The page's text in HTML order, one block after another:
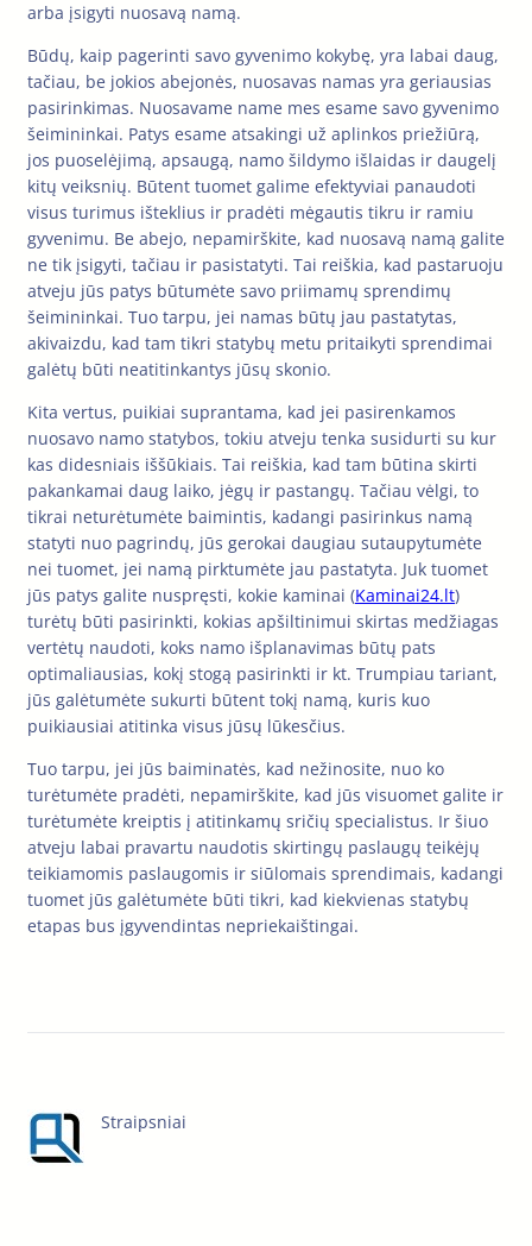
arba įsigyti nuosavą namą.
Būdų, kaip pagerinti savo gyvenimo kokybę, yra labai daug,
tačiau, be jokios abejonės, nuosavas namas yra geriausias
pasirinkimas. Nuosavame name mes esame savo gyvenimo
šeimininkai. Patys esame atsakingi už aplinkos priežiūrą,
jos puoselėjimą, apsaugą, namo šildymo išlaidas ir daugelį
kitų veiksnių. Būtent tuomet galime efektyviai panaudoti
visus turimus išteklius ir pradėti mėgautis tikru ir ramiu
gyvenimu. Be abejo, nepamirškite, kad nuosavą namą galite
ne tik įsigyti, tačiau ir pasistatyti. Tai reiškia, kad pastaruoju
atveju jūs patys būtumėte savo priimamų sprendimų
šeimininkai. Tuo tarpu, jei namas būtų jau pastatytas,
akivaizdu, kad tam tikri statybų metu pritaikyti sprendimai
galėtų būti neatitinkantys jūsų skonio.
Kita vertus, puikiai suprantama, kad jei pasirenkamos
nuosavo namo statybos, tokiu atveju tenka susidurti su kur
kas didesniais iššūkiais. Tai reiškia, kad tam būtina skirti
pakankamai daug laiko, jėgų ir pastangų. Tačiau vėlgi, to
tikrai neturėtumėte baimintis, kadangi pasirinkus namą
statyti nuo pagrindų, jūs gerokai daugiau sutaupytumėte
nei tuomet, jei namą pirktumėte jau pastatyta. Juk tuomet
jūs patys galite nuspręsti, kokie kaminai (Kaminai24.lt)
turėtų būti pasirinkti, kokias apšiltinimui skirtas medžiagas
vertėtų naudoti, koks namo išplanavimas būtų pats
optimaliausias, kokį stogą pasirinkti ir kt. Trumpiau tariant,
jūs galėtumėte sukurti būtent tokį namą, kuris kuo
puikiausiai atitinka visus jūsų lūkesčius.
Tuo tarpu, jei jūs baiminatės, kad nežinosite, nuo ko
turėtumėte pradėti, nepamirškite, kad jūs visuomet galite ir
turėtumėte kreiptis į atitinkamų sričių specialistus. Ir šiuo
atveju labai pravartu naudotis skirtingų paslaugų teikėjų
teikiamomis paslaugomis ir siūlomais sprendimais, kadangi
tuomet jūs galėtumėte būti tikri, kad kiekvienas statybų
etapas bus įgyvendintas nepriekaištingai.
Straipsniai